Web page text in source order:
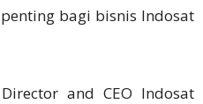
bagi bisnis Indosat
and CEO Indosat